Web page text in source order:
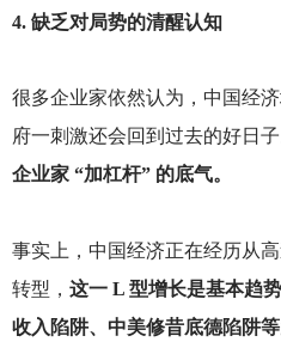
4. 缺乏对局势的清醒认知
很多企业家依然认为，中国经
府一刺激还会回到过去的好日子
企业家 “加杠杆” 的底气。
事实上，中国经济正在经历从
转型， 这一 L 型增长是基本趋
收入陷阱、中美修昔底德陷阱